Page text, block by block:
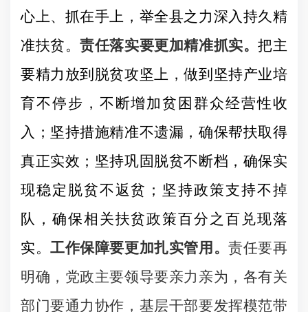
心上、抓在手上，举全县之力深入持久精
准扶贫。责任落实要更加精准抓实。把主
要精力放到脱贫攻坚上，做到坚持产业培
育不停步，不断增加贫困群众经营性收
入；坚持措施精准不遗漏，确保帮扶取得
真正实效；坚持巩固脱贫不断档，确保实
现稳定脱贫不返贫；坚持政策支持不掉
队，确保相关扶贫政策百分之百兑现落
实。工作保障要更加扎实管用。责任要再
明确，党政主要领导要亲力亲为，各有关
部门要通力协作，基层干部要发挥模范带